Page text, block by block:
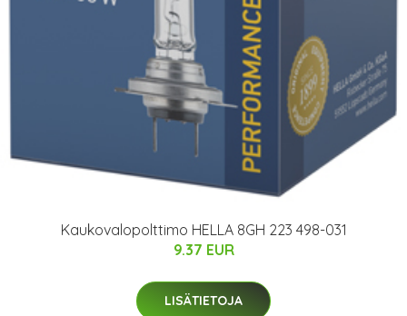
Kaukovalopolttimo HELLA 8GH 223 498-031
9.37 EUR
LISÄTIETOJA